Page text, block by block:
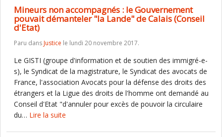
Mineurs non accompagnés : le Gouvernement
pouvait démanteler "la Lande" de Calais (Conseil
d'Etat)
Paru dansJustice le lundi 20 novembre 2017.
Le GISTI (groupe d'information et de soutien des immigré-e-
s), le Syndicat de la magistrature, le Syndicat des avocats de
France, l'association Avocats pour la défense des droits des
étrangers et la Ligue des droits de l'homme ont demandé au
Conseil d'Etat "d'annuler pour excès de pouvoir la circulaire
du… Lire la suite